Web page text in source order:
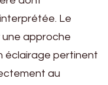
Le
une approche
éclairage pertinent
au